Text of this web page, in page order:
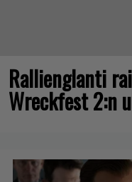
Rallienglanti
Wreckfest 2:n